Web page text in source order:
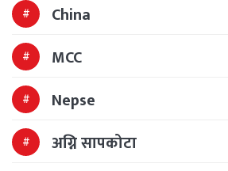
China
MCC
Nepse
अग्नि सापकोटा